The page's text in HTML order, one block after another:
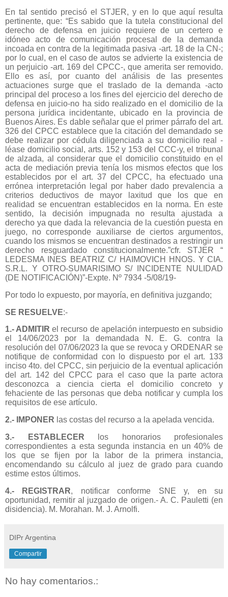
En tal sentido precisó el STJER, y en lo que aquí resulta
pertinente, que: “Es sabido que la tutela constitucional del
derecho de defensa en juicio requiere de un certero e
idóneo acto de comunicación procesal de la demanda
incoada en contra de la legitimada pasiva -art. 18 de la CN-;
por lo cual, en el caso de autos se advierte la existencia de
un perjuicio -art. 169 del CPCC-, que amerita ser removido.
Ello es así, por cuanto del análisis de las presentes
actuaciones surge que el traslado de la demanda -acto
principal del proceso a los fines del ejercicio del derecho de
defensa en juicio-no ha sido realizado en el domicilio de la
persona jurídica incidentante, ubicado en la provincia de
Buenos Aires. Es dable señalar que el primer párrafo del art.
326 del CPCC establece que la citación del demandado se
debe realizar por cédula diligenciada a su domicilio real -
léase domicilio social, arts. 152 y 153 del CCC-y, el tribunal
de alzada, al considerar que el domicilio constituido en el
acta de mediación previa tenía los mismos efectos que los
establecidos por el art. 37 del CPCC, ha efectuado una
errónea interpretación legal por haber dado prevalencia a
criterios deductivos de mayor laxitud que los que en
realidad se encuentran establecidos en la norma. En este
sentido, la decisión impugnada no resulta ajustada a
derecho ya que dada la relevancia de la cuestión puesta en
juego, no corresponde auxiliarse de ciertos argumentos,
cuando los mismos se encuentran destinados a restringir un
derecho resguardado constitucionalmente.”cfr. STJER “
LEDESMA INES BEATRIZ C/ HAIMOVICH HNOS. Y CIA.
S.R.L. Y OTRO-SUMARISIMO S/ INCIDENTE NULIDAD
(DE NOTIFICACIÓN)”-Expte. Nº 7934 -5/08/19-
Por todo lo expuesto, por mayoría, en definitiva juzgando;
SE RESUELVE:-
1.- ADMITIRel recurso de apelación interpuesto en subsidio
el 14/06/2023 por la demandada N. E. G. contra la
resolución del 07/06/2023 la que se revoca y ORDENAR se
notifique de conformidad con lo dispuesto por el art. 133
inciso 4to. del CPCC, sin perjuicio de la eventual aplicación
del art. 142 del CPCC para el caso que la parte actora
desconozca a ciencia cierta el domicilio concreto y
fehaciente de las personas que deba notificar y cumpla los
requisitos de ese artículo.
2.- IMPONER las costas del recurso a la apelada vencida.
3.- ESTABLECER
los honorarios profesionales
correspondientes a esta segunda instancia en un 40% de
los que se fijen por la labor de la primera instancia,
encomendando su cálculo al juez de grado para cuando
estime estos últimos.
4.- REGISTRAR, notificar conforme SNE y, en su
oportunidad, remitir al juzgado de origen.- A. C. Pauletti (en
disidencia). M. Morahan. M. J. Arnolfi.
DIPr Argentina
Compartir
No hay comentarios.: